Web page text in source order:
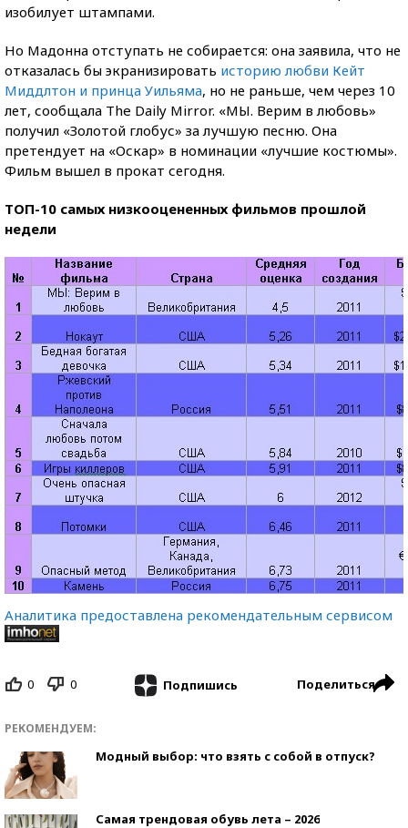
изобилует штампами.
Но Мадонна отступать не собирается: она заявила, что не
отказалась бы экранизировать историю любви Кейт
Миддлтон и принца Уильяма, но не раньше, чем через 10
лет, сообщала The Daily Mirror. «МЫ. Верим в любовь»
получил «Золотой глобус» за лучшую песню. Она
претендует на «Оскар» в номинации «лучшие костюмы».
Фильм вышел в прокат сегодня.
ТОП-10 самых низкооцененных фильмов прошлой
недели
Аналитика предоставлена рекомендательным сервисом
0 0 Подпишись Поделиться
РЕКОМЕНДУЕМ:
Модный выбор: что взять с собой в отпуск?
Самая трендовая обувь лета – 2026